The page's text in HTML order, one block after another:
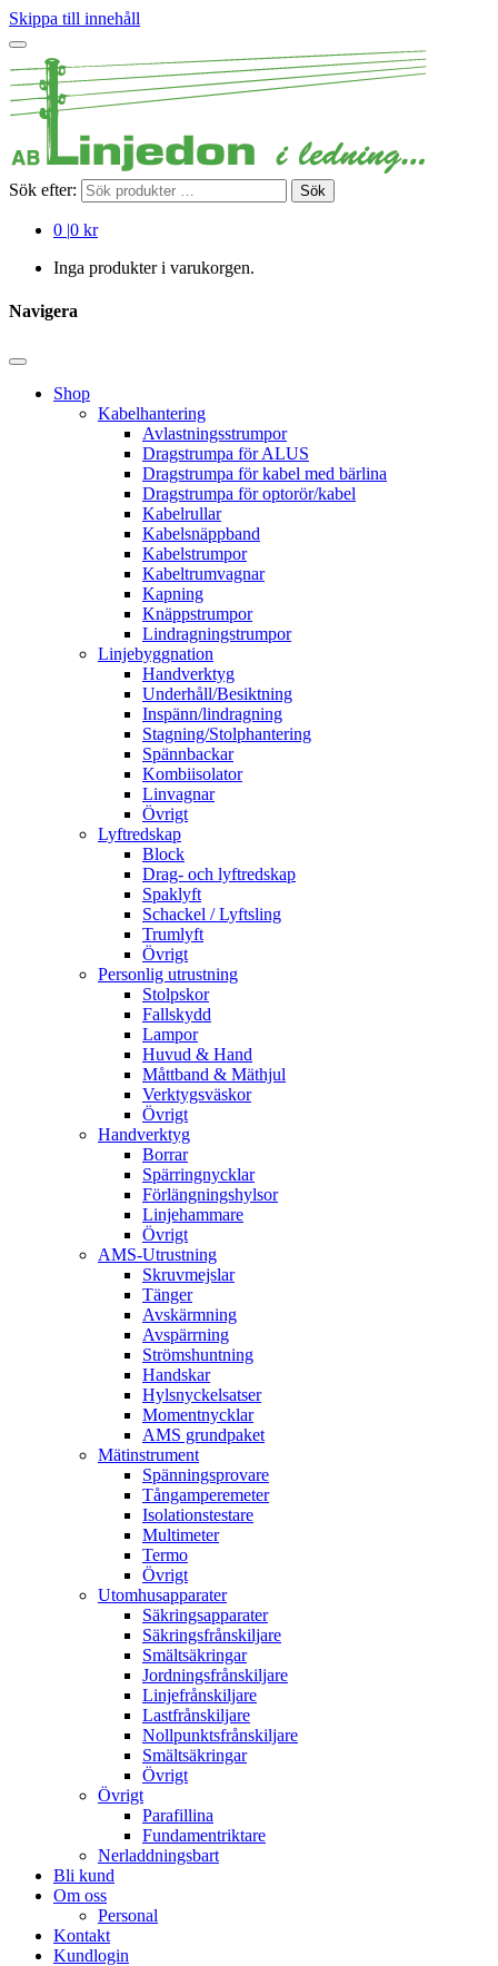
Skippa till innehåll
Sök efter: Sök
0 |0 kr
Inga produkter i varukorgen.
Navigera
Shop
Kabelhantering
Avlastningsstrumpor
Dragstrumpa för ALUS
Dragstrumpa för kabel med bärlina
Dragstrumpa för optorör/kabel
Kabelrullar
Kabelsnäppband
Kabelstrumpor
Kabeltrumvagnar
Kapning
Knäppstrumpor
Lindragningstrumpor
Linjebyggnation
Handverktyg
Underhåll/Besiktning
Inspänn/lindragning
Stagning/Stolphantering
Spännbackar
Kombiisolator
Linvagnar
Övrigt
Lyftredskap
Block
Drag- och lyftredskap
Spaklyft
Schackel / Lyftsling
Trumlyft
Övrigt
Personlig utrustning
Stolpskor
Fallskydd
Lampor
Huvud & Hand
Måttband & Mäthjul
Verktygsväskor
Övrigt
Handverktyg
Borrar
Spärringnycklar
Förlängningshylsor
Linjehammare
Övrigt
AMS-Utrustning
Skruvmejslar
Tänger
Avskärmning
Avspärrning
Strömshuntning
Handskar
Hylsnyckelsatser
Momentnycklar
AMS grundpaket
Mätinstrument
Spänningsprovare
Tångamperemeter
Isolationstestare
Multimeter
Termo
Övrigt
Utomhusapparater
Säkringsapparater
Säkringsfrånskiljare
Smältsäkringar
Jordningsfrånskiljare
Linjefrånskiljare
Lastfrånskiljare
Nollpunktsfrånskiljare
Smältsäkringar
Övrigt
Övrigt
Parafillina
Fundamentriktare
Nerladdningsbart
Bli kund
Om oss
Personal
Kontakt
Kundlogin